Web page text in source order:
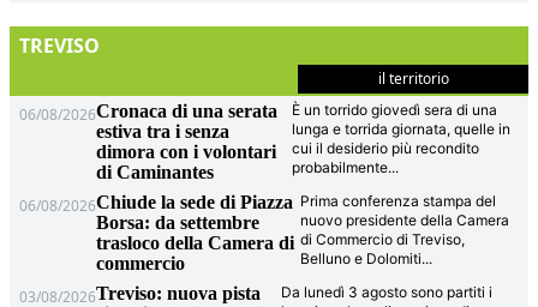
TREVISO
il territorio
06/08/2026Cronaca di una serata
estiva tra i senza
dimora con i volontari
di Caminantes
È un torrido giovedì sera di una
lunga e torrida giornata, quelle in
cui il desiderio più recondito
probabilmente...
06/08/2026Chiude la sede di Piazza
Borsa: da settembre
trasloco della Camera di
commercio
Prima conferenza stampa del
nuovo presidente della Camera
di Commercio di Treviso,
Belluno e Dolomiti...
03/08/2026Treviso: nuova pista
Da lunedì 3 agosto sono partiti i